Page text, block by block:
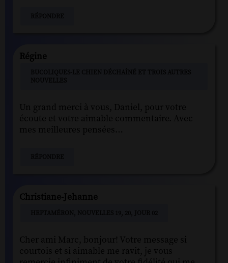
Régine
Un grand merci à vous, Daniel, pour votre
écoute et votre aimable commentaire. Avec
mes meilleures pensées…
Christiane-Jehanne
Cher ami Marc, bonjour! Votre message si
courtois et si aimable me ravit, je vous